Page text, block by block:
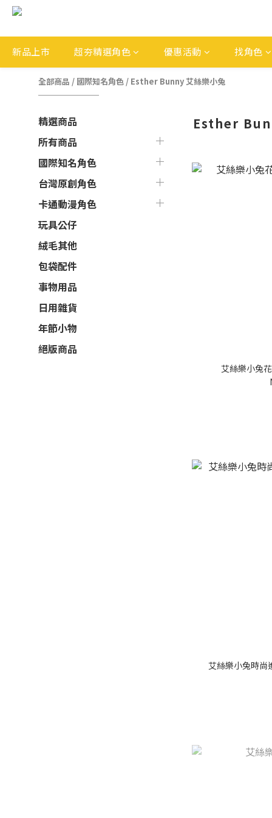
新品上市 超夯精選角色 優惠活動 找角色
全部商品 / 國際知名角色 / Esther Bunny 艾絲樂小兔
精選商品
所有商品
國際知名角色
台灣原創角色
卡通動漫角色
玩具公仔
絨毛其他
包袋配件
事物用品
日用雜貨
年節小物
絕版商品
Esther
艾絲樂小兔
艾絲樂小兔時尚